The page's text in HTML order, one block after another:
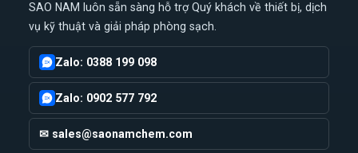
SAO NAM luôn sẵn sàng hỗ trợ Quý khách về thiết bị, dịch
vụ kỹ thuật và giải pháp phòng sạch.
Zalo: 0388 199 098
Zalo: 0902 577 792
✉ sales@saonamchem.com